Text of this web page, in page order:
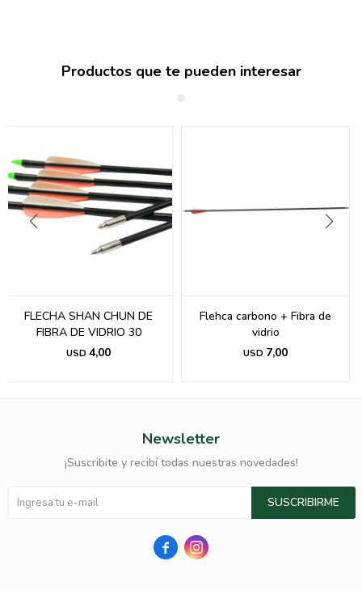
Productos que te pueden interesar
FLECHA SHAN CHUN DE
FIBRA DE VIDRIO 30
USD 4,00
Flehca carbono + Fibra de
vidrio
USD 7,00
Newsletter
¡Suscribite y recibí todas nuestras novedades!
SUSCRIBIRME
 